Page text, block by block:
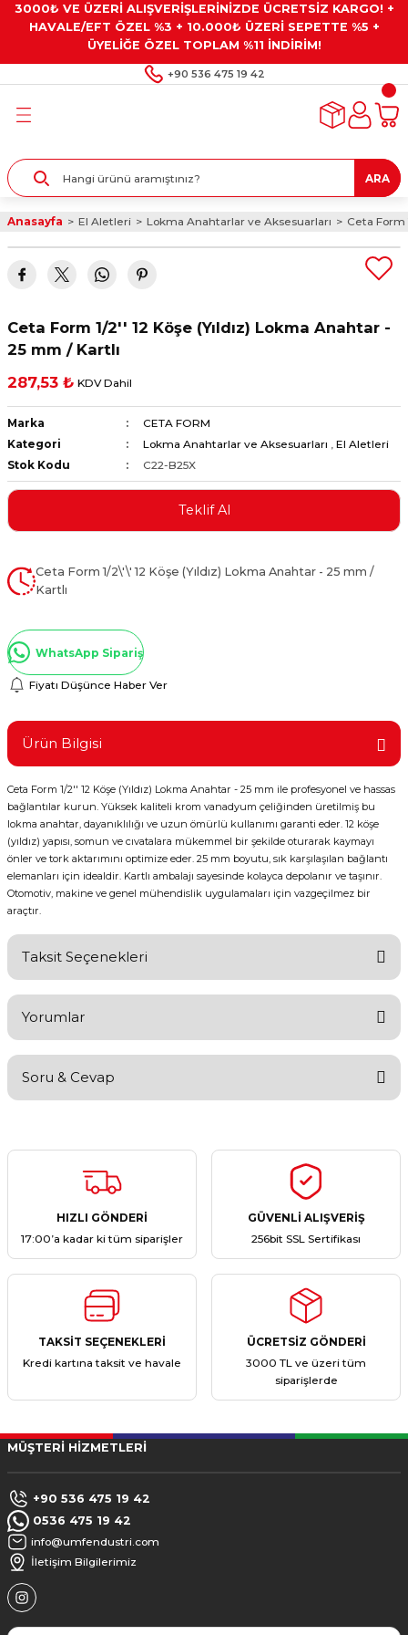
3000₺ VE ÜZERİ ALIŞVERİŞLERİNİZDE ÜCRETSİZ KARGO! +
HAVALE/EFT ÖZEL %3 + 10.000₺ ÜZERİ SEPETTE %5 +
ÜYELİĞE ÖZEL TOPLAM %11 İNDİRİM!
+90 536 475 19 42
Geri Dön
Kaplamalar
Geri Dön
Geri Dön
Gresler
Geri Dön
Alet Setleri
ve Multimetreler
ve Penseler
Geri Dön
Taşları ve
ARA
Anasayfa El Aletleri Lokma Anahtarlar ve Aksesuarları Ceta Form
Ceta Form 1/2'' 12 Köşe (Yıldız) Lokma Anahtar -
25 mm / Kartlı
287,53 ₺ KDV Dahil
Marka
CETA FORM
Kategori
Lokma Anahtarlar ve Aksesuarları , El Aletleri
Stok Kodu
C22-B25X
Teklif Al
Ceta Form 1/2\'\' 12 Köşe (Yıldız) Lokma Anahtar - 25 mm /
Kartlı
WhatsApp Sipariş
Fiyatı Düşünce Haber Ver
Ürün Bilgisi
Ceta Form 1/2'' 12 Köşe (Yıldız) Lokma Anahtar - 25 mm ile profesyonel ve hassas
bağlantılar kurun. Yüksek kaliteli krom vanadyum çeliğinden üretilmiş bu
lokma anahtar, dayanıklılığı ve uzun ömürlü kullanımı garanti eder. 12 köşe
(yıldız) yapısı, somun ve cıvatalara mükemmel bir şekilde oturarak kaymayı
önler ve tork aktarımını optimize eder. 25 mm boyutu, sık karşılaşılan bağlantı
elemanları için idealdir. Kartlı ambalajı sayesinde kolayca depolanır ve taşınır.
Otomotiv, makine ve genel mühendislik uygulamaları için vazgeçilmez bir
araçtır.
Taksit Seçenekleri
Yorumlar
Yorum Yaz
Soru & Cevap
Ürün hakkında henüz soru sorulmamış.
HIZLI GÖNDERİ
17:00’a kadar ki tüm siparişler
GÜVENLİ ALIŞVERİŞ
256bit SSL Sertifikası
TAKSİT SEÇENEKLERİ
Kredi kartına taksit ve havale
ÜCRETSİZ GÖNDERİ
3000 TL ve üzeri tüm
siparişlerde
MÜŞTERİ HİZMETLERİ
+90 536 475 19 42
0536 475 19 42
info@umfendustri.com
İletişim Bilgilerimiz